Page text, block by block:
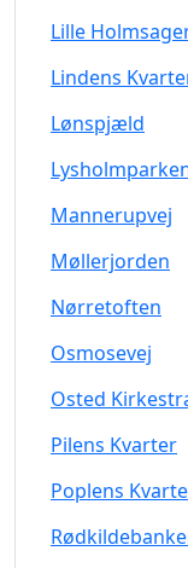
Lille
Lindens
Lønspjæld
Mannerupvej
Møllerjorden
Nørretoften
Osmosevej
Osted
Pilens Kvarter
Poplens